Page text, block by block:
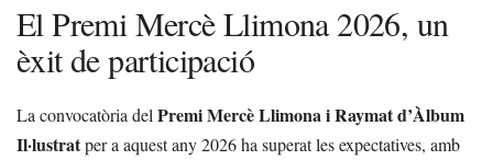
El Premi Mercè Llimona 2026, un
èxit de participació
La convocatòria del Premi Mercè Llimona i Raymat d’Àlbum
Il·lustratper a aquest any 2026 ha superat les expectatives, amb